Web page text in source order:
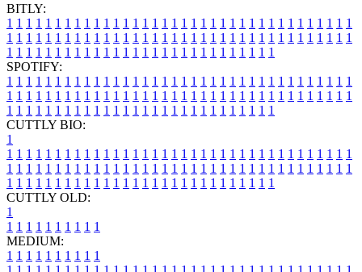
BITLY:
1 1 1 1 1 1 1 1 1 1 1 1 1 1 1 1 1 1 1 1 1 1 1 1 1 1 1 1 1 1 1 1 1 1 1 1
1 1 1 1 1 1 1 1 1 1 1 1 1 1 1 1 1 1 1 1 1 1 1 1 1 1 1 1 1 1 1 1 1 1 1 1
1 1 1 1 1 1 1 1 1 1 1 1 1 1 1 1 1 1 1 1 1 1 1 1 1 1 1 1
SPOTIFY:
1 1 1 1 1 1 1 1 1 1 1 1 1 1 1 1 1 1 1 1 1 1 1 1 1 1 1 1 1 1 1 1 1 1 1 1
1 1 1 1 1 1 1 1 1 1 1 1 1 1 1 1 1 1 1 1 1 1 1 1 1 1 1 1 1 1 1 1 1 1 1 1
1 1 1 1 1 1 1 1 1 1 1 1 1 1 1 1 1 1 1 1 1 1 1 1 1 1 1 1
CUTTLY BIO:
1
1 1 1 1 1 1 1 1 1 1 1 1 1 1 1 1 1 1 1 1 1 1 1 1 1 1 1 1 1 1 1 1 1 1 1 1
1 1 1 1 1 1 1 1 1 1 1 1 1 1 1 1 1 1 1 1 1 1 1 1 1 1 1 1 1 1 1 1 1 1 1 1
1 1 1 1 1 1 1 1 1 1 1 1 1 1 1 1 1 1 1 1 1 1 1 1 1 1 1 1
CUTTLY OLD:
1
1 1 1 1 1 1 1 1 1 1
MEDIUM:
1 1 1 1 1 1 1 1 1 1